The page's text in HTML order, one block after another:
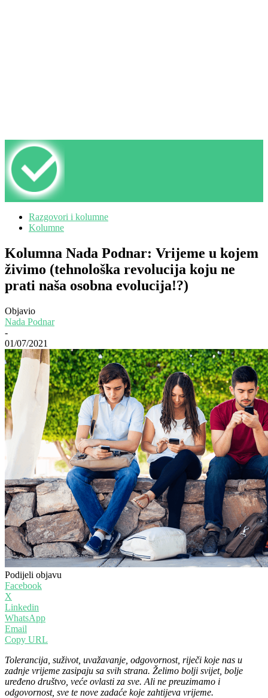
Razgovori i kolumne
Kolumne
Kolumna Nada Podnar: Vrijeme u kojem
živimo (tehnološka revolucija koju ne
prati naša osobna evolucija!?)
Objavio
Nada Podnar
-
01/07/2021
Podijeli objavu
Facebook
X
Linkedin
WhatsApp
Email
Copy URL
Tolerancija, suživot, uvažavanje, odgovornost, riječi koje nas u
zadnje vrijeme zasipaju sa svih strana. Želimo bolji svijet, bolje
uređeno društvo, veće ovlasti za sve. Ali ne preuzimamo i
odgovornost, sve te nove zadaće koje zahtijeva vrijeme.